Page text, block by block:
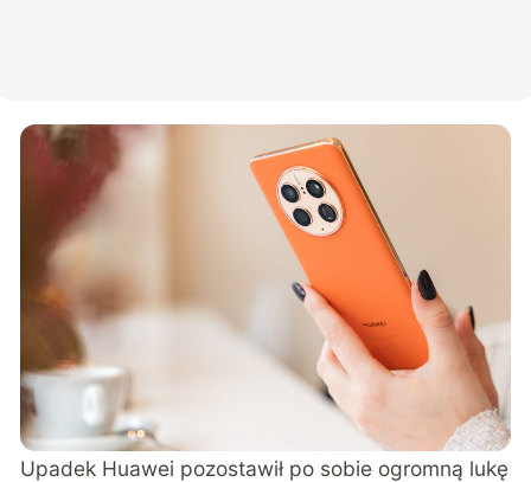
Upadek Huawei pozostawił po sobie ogromną lukę